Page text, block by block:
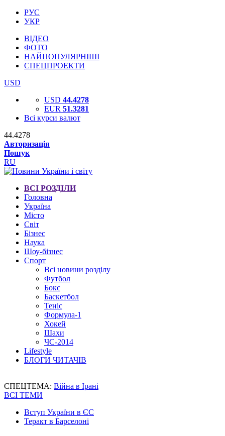
РУС
УКР
ВІДЕО
ФОТО
НАЙПОПУЛЯРНІШІ
СПЕЦПРОЕКТИ
USD
USD 44.4278
EUR 51.3281
Всі курси валют
44.4278
Авторизація
Пошук
RU
ВСІ РОЗДІЛИ
Головна
Україна
Місто
Світ
Бізнес
Наука
Шоу-бізнес
Спорт
Всі новини розділу
Футбол
Бокс
Баскетбол
Теніс
Формула-1
Хокей
Шахи
ЧС-2014
Lifestyle
БЛОГИ ЧИТАЧІВ
СПЕЦТЕМА: Війна в Ірані
ВСІ ТЕМИ
Вступ України в ЄС
Теракт в Барселоні